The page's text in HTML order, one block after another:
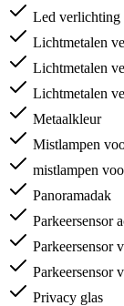
Led verlichting
Lichtmetalen
Lichtmetalen
Lichtmetalen
Metaalkleur
Mistlampen
mistlampen
Panoramadak
Parkeersensor
Parkeersensor
Parkeersensor
Privacy glas